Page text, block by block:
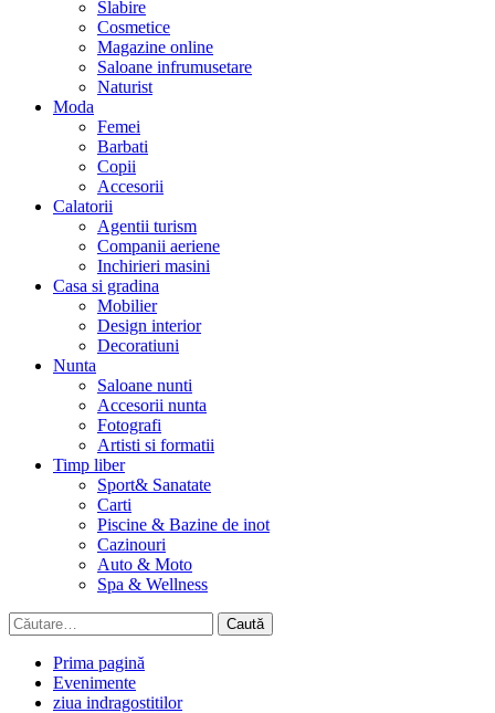
Slabire
Cosmetice
Magazine online
Saloane infrumusetare
Naturist
Moda
Femei
Barbati
Copii
Accesorii
Calatorii
Agentii turism
Companii aeriene
Inchirieri masini
Casa si gradina
Mobilier
Design interior
Decoratiuni
Nunta
Saloane nunti
Accesorii nunta
Fotografi
Artisti si formatii
Timp liber
Sport& Sanatate
Carti
Piscine & Bazine de inot
Cazinouri
Auto & Moto
Spa & Wellness
Caută
după:
Prima pagină
Evenimente
ziua indragostitilor